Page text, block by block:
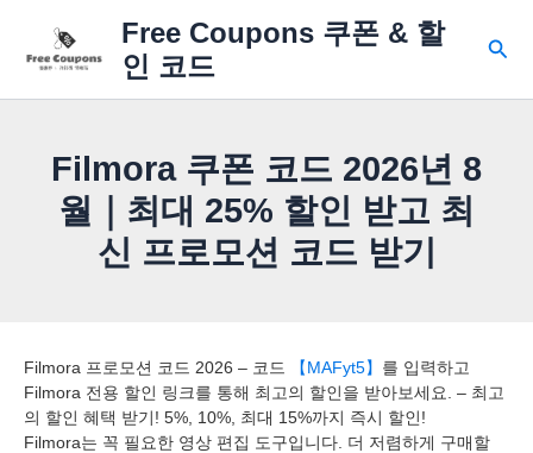
Free Coupons 쿠폰 & 할
인 코드
검
Filmora 쿠폰 코드 2026년 8
월｜최대 25% 할인 받고 최
신 프로모션 코드 받기
Filmora 프로모션 코드 2026 – 코드 【MAFyt5】 를 입력하고
Filmora 전용 할인 링크를 통해 최고의 할인을 받아보세요. – 최고
의 할인 혜택 받기! 5%, 10%, 최대 15%까지 즉시 할인!
Filmora는 꼭 필요한 영상 편집 도구입니다. 더 저렴하게 구매할